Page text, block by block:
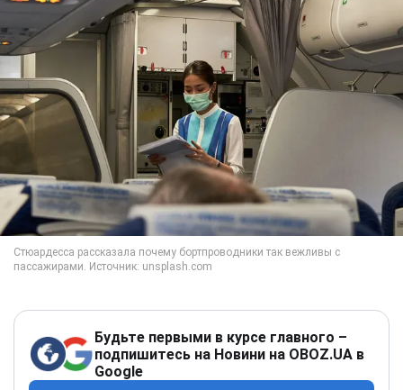
Будьте первыми в курсе главного –
подпишитесь на Новини на OBOZ.UA в
Google